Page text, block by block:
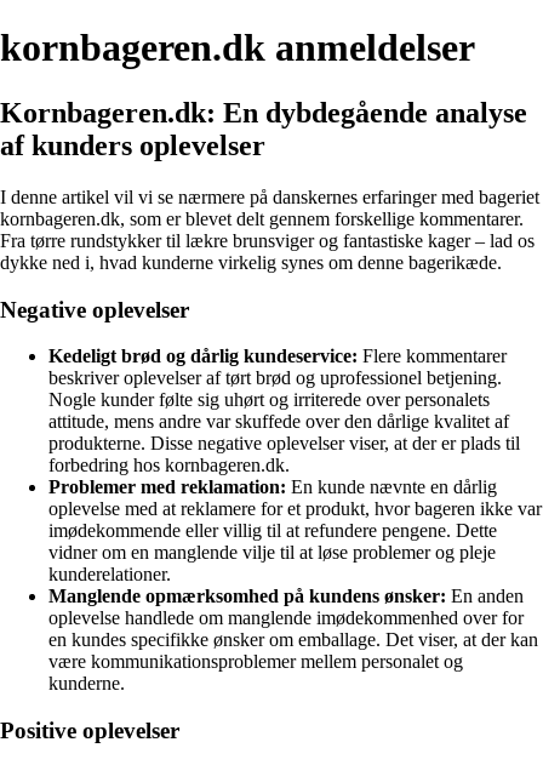
kornbageren.dk anmeldelser
Kornbageren.dk: En dybdegående analyse
af kunders oplevelser
I denne artikel vil vi se nærmere på danskernes erfaringer med bageriet
kornbageren.dk, som er blevet delt gennem forskellige kommentarer.
Fra tørre rundstykker til lækre brunsviger og fantastiske kager – lad os
dykke ned i, hvad kunderne virkelig synes om denne bagerikæde.
Negative oplevelser
Kedeligt brød og dårlig kundeservice: Flere kommentarer
beskriver oplevelser af tørt brød og uprofessionel betjening.
Nogle kunder følte sig uhørt og irriterede over personalets
attitude, mens andre var skuffede over den dårlige kvalitet af
produkterne. Disse negative oplevelser viser, at der er plads til
forbedring hos kornbageren.dk.
Problemer med reklamation: En kunde nævnte en dårlig
oplevelse med at reklamere for et produkt, hvor bageren ikke var
imødekommende eller villig til at refundere pengene. Dette
vidner om en manglende vilje til at løse problemer og pleje
kunderelationer.
Manglende opmærksomhed på kundens ønsker: En anden
oplevelse handlede om manglende imødekommenhed over for
en kundes specifikke ønsker om emballage. Det viser, at der kan
være kommunikationsproblemer mellem personalet og
kunderne.
Positive oplevelser